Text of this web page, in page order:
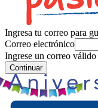
Ingresa tu correo para
Correo electrónico
Ingrese un correo válido
Continuar